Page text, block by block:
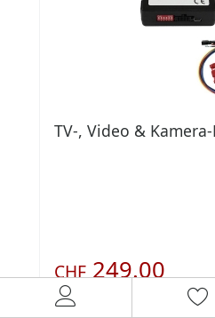
TV-, Video &
CHF249.00
inkl. 8.1 % MwSt.